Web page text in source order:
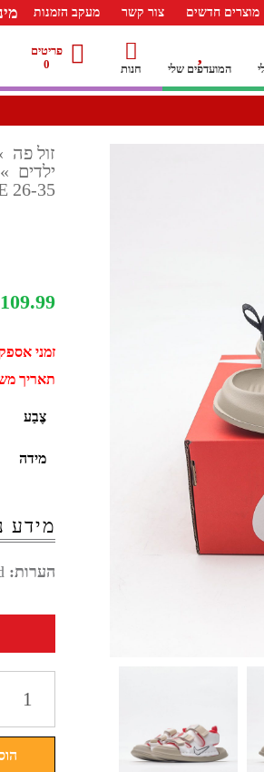
מוצרים חדשים צור קשר מעקב הזמנות מינימום
המועדפים שלי חנות
פריטים
0
זול פה
ילדים »
26-35 NIKE
109.99
זמני אספקה בין 15-
תאריך משוער
צֶבַע
מידה
מידע
הערות:
סנדלי